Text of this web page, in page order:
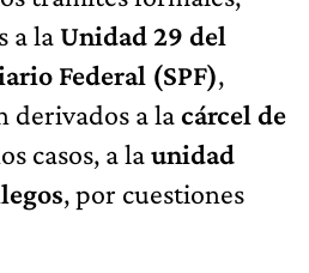
a laUnidad 29 del
Federal (SPF),
derivados a lacárcel de
casos, a launidad
, por cuestiones